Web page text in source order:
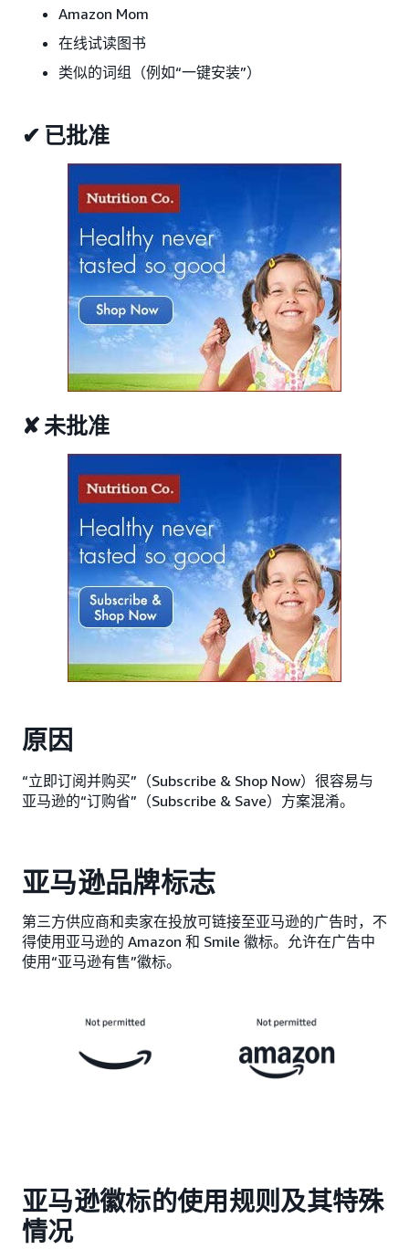
Amazon Mom
在线试读图书
类似的词组（例如“一键安装”）
✔ 已批准
✘ 未批准
原因
“立即订阅并购买”（Subscribe & Shop Now）很容易与
亚马逊的“订购省”（Subscribe & Save）方案混淆。
亚马逊品牌标志
第三方供应商和卖家在投放可链接至亚马逊的广告时，不
得使用亚马逊的 Amazon 和 Smile 徽标。允许在广告中
使用“亚马逊有售”徽标。
亚马逊徽标的使用规则及其特殊
情况